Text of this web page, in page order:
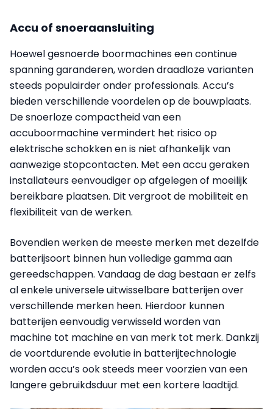
Accu of snoeraansluiting
Hoewel gesnoerde boormachines een continue
spanning garanderen, worden draadloze varianten
steeds populairder onder professionals. Accu’s
bieden verschillende voordelen op de bouwplaats.
De snoerloze compactheid van een
accuboormachine vermindert het risico op
elektrische schokken en is niet afhankelijk van
aanwezige stopcontacten. Met een accu geraken
installateurs eenvoudiger op afgelegen of moeilijk
bereikbare plaatsen. Dit vergroot de mobiliteit en
flexibiliteit van de werken.
Bovendien werken de meeste merken met dezelfde
batterijsoort binnen hun volledige gamma aan
gereedschappen. Vandaag de dag bestaan er zelfs
al enkele universele uitwisselbare batterijen over
verschillende merken heen. Hierdoor kunnen
batterijen eenvoudig verwisseld worden van
machine tot machine en van merk tot merk. Dankzij
de voortdurende evolutie in batterijtechnologie
worden accu’s ook steeds meer voorzien van een
langere gebruikdsduur met een kortere laadtijd.